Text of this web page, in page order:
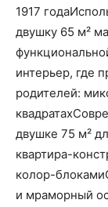
1917
двушку 65 м²
интерьер, где
родителей:
двушке 75 м²
квартира-
колор-
и мраморный